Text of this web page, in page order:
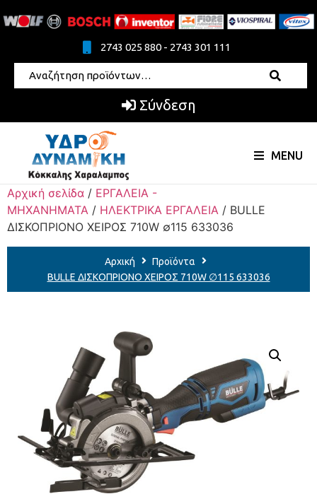
2743 025 880 - 2743 301 111
Σύνδεση
MENU
Αρχική σελίδα / ΕΡΓΑΛΕΙΑ -
ΜΗΧΑΝΗΜΑΤΑ / ΗΛΕΚΤΡΙΚΑ ΕΡΓΑΛΕΙΑ / BULLE
ΔΙΣΚΟΠΡΙΟΝΟ ΧΕΙΡΟΣ 710W ∅115 633036
Αρχική
Προϊόντα
BULLE ΔΙΣΚΟΠΡΙΟΝΟ ΧΕΙΡΟΣ 710W ∅115 633036